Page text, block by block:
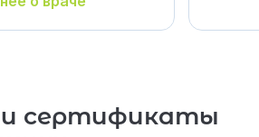
и сертификаты